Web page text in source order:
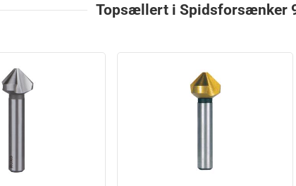
Topsællert i Spidsforsænker